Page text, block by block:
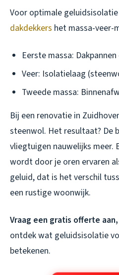
Voor optimale
dakdekkers het massa-veer-
Eerste massa:
Veer: Isolatielaag
Tweede massa:
Bij een renovatie in
steenwol. Het resultaat? De
vliegtuigen nauwelijks meer.
wordt door je oren ervaren
geluid, dat is het verschil
een rustige woonwijk.
Vraag een gratis offerte
ontdek wat geluidsisolatie
betekenen.